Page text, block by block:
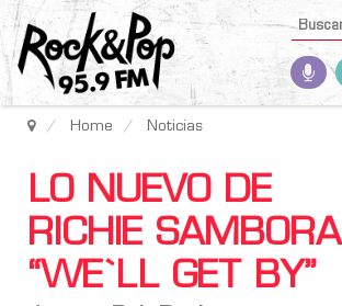
Home Noticias
LO NUEVO DE
RICHIE SAMBORA
“WE`LL GET BY”